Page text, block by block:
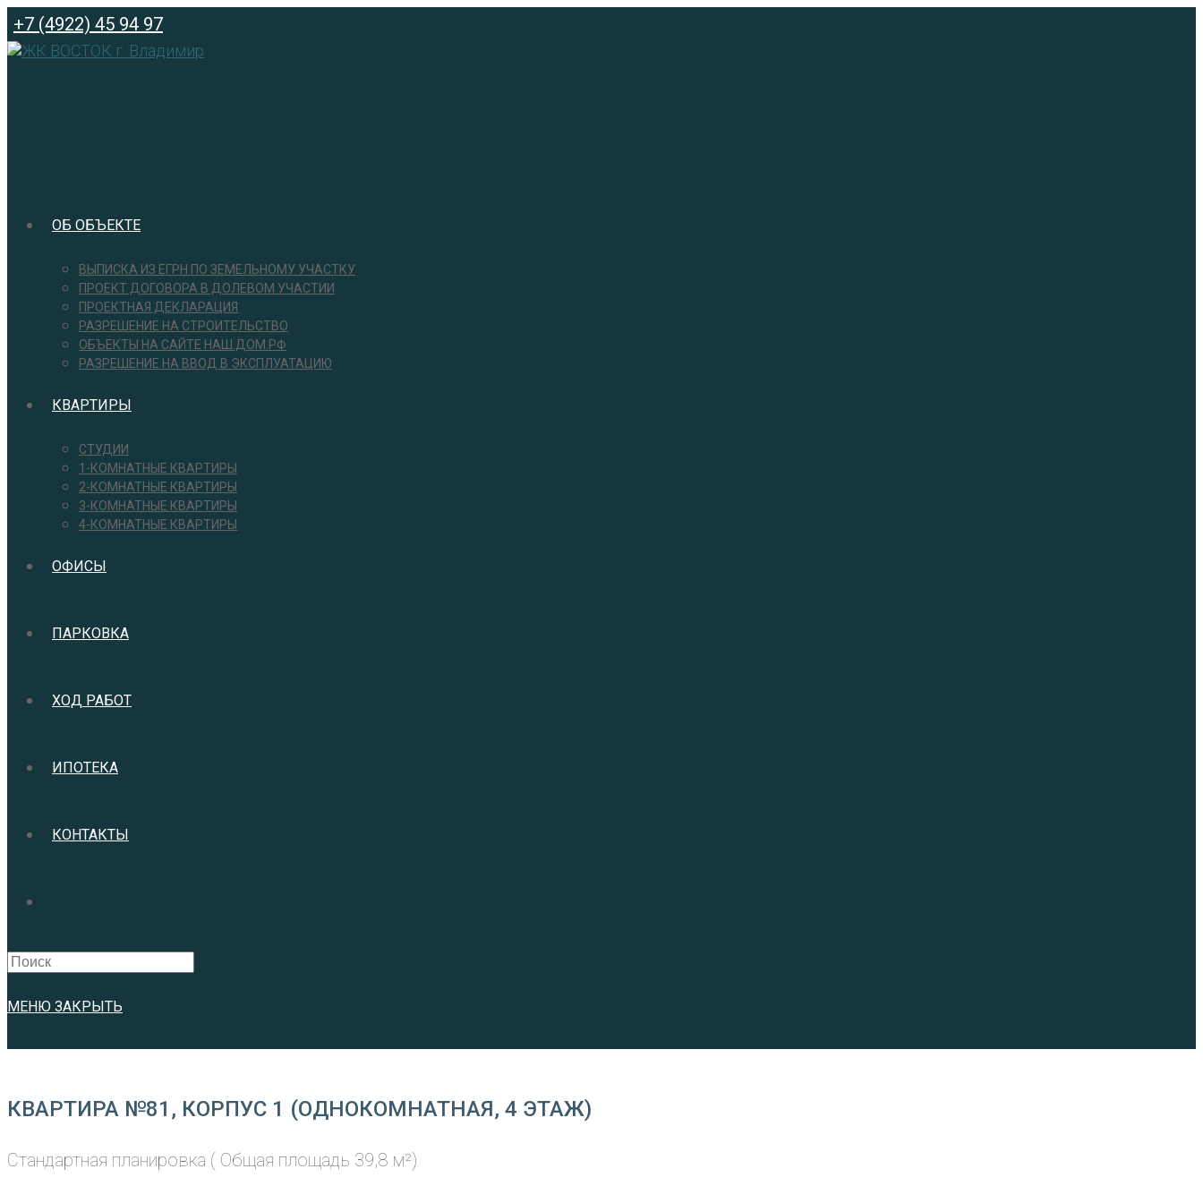
Перейти
к
содержимому
+7 (4922) 45 94 97
ОБ ОБЪЕКТЕ
ВЫПИСКА ИЗ ЕГРН ПО ЗЕМЕЛЬНОМУ УЧАСТКУ
ПРОЕКТ ДОГОВОРА В ДОЛЕВОМ УЧАСТИИ
ПРОЕКТНАЯ ДЕКЛАРАЦИЯ
РАЗРЕШЕНИЕ НА СТРОИТЕЛЬСТВО
ОБЪЕКТЫ НА САЙТЕ НАШ.ДОМ.РФ
РАЗРЕШЕНИЕ НА ВВОД В ЭКСПЛУАТАЦИЮ
КВАРТИРЫ
СТУДИИ
1-КОМНАТНЫЕ КВАРТИРЫ
2-КОМНАТНЫЕ КВАРТИРЫ
3-КОМНАТНЫЕ КВАРТИРЫ
4-КОМНАТНЫЕ КВАРТИРЫ
ОФИСЫ
ПАРКОВКА
ХОД РАБОТ
ИПОТЕКА
КОНТАКТЫ
Search
this
website
МЕНЮ ЗАКРЫТЬ
КВАРТИРА №81, КОРПУС 1 (ОДНОКОМНАТНАЯ, 4 ЭТАЖ)
Стандартная планировка ( Общая площадь 39,8 м²)